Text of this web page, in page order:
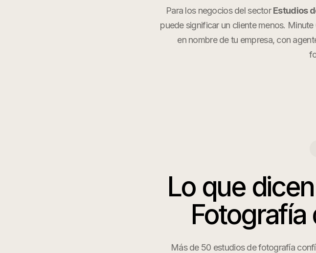
Para los negocios del sectorEstudios
puede significar un cliente menos.
en nombre de tu empresa, con
Lo que
Fotografía
Más de 50 estudios de fotografía